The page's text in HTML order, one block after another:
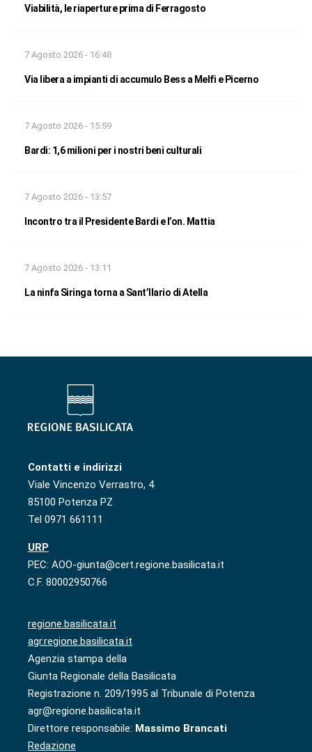
Viabilità, le riaperture prima di Ferragosto
7 Agosto 2026 - 16:48
Via libera a impianti di accumulo Bess a Melfi e Picerno
7 Agosto 2026 - 15:59
Bardi: 1,6 milioni per i nostri beni culturali
7 Agosto 2026 - 13:57
Incontro tra il Presidente Bardi e l’on. Mattia
7 Agosto 2026 - 13:11
La ninfa Siringa torna a Sant’Ilario di Atella
Contatti e indirizzi
Viale Vincenzo Verrastro, 4
85100 Potenza PZ
Tel 0971 661111
URP
PEC: AOO-giunta@cert.regione.basilicata.it
C.F. 80002950766
regione.basilicata.it
agr.regione.basilicata.it
Agenzia stampa della
Giunta Regionale della Basilicata
Registrazione n. 209/1995 al Tribunale di Potenza
agr@regione.basilicata.it
Direttore responsabile: Massimo Brancati
Redazione